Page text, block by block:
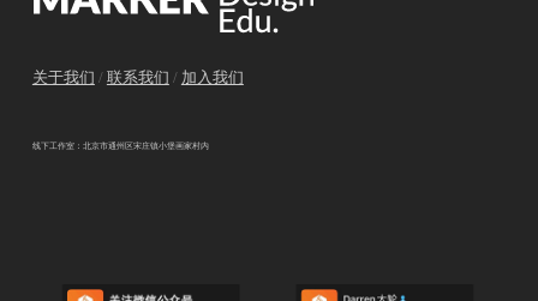
关于我们 / 联系我们 / 加入我们
线下工作室：北京市通州区宋庄镇小堡画家村内